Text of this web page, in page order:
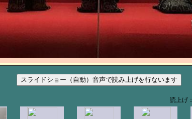
読上げ：